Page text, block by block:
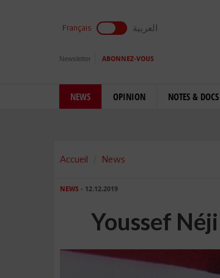
Français العربية
Newsletter ABONNEZ-VOUS
NEWS OPINION NOTES & DOCS
Accueil News
NEWS - 12.12.2019
Youssef